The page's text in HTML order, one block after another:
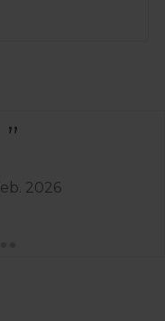
2026